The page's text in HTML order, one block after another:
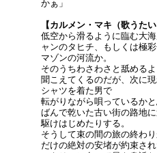
かぁ」
【カルメン・マキ（歌うたい
低空から滑るように臨む大
ャンのタヒチ、もしくは極
マゾンの河流か。
そのうちわさわさと舐める
聞こえてくるのだが、次に
シャツを着た男で
転がりながら唄っているか
ばんで乾いた古い街の路地
駆けはじめたりする。
そうして束の間の旅の終わ
だけの絶対の安堵が約束さ